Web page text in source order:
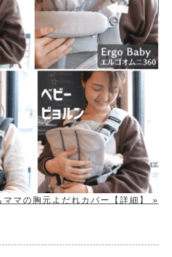
ママの胸元よだれカバー【詳細】 »